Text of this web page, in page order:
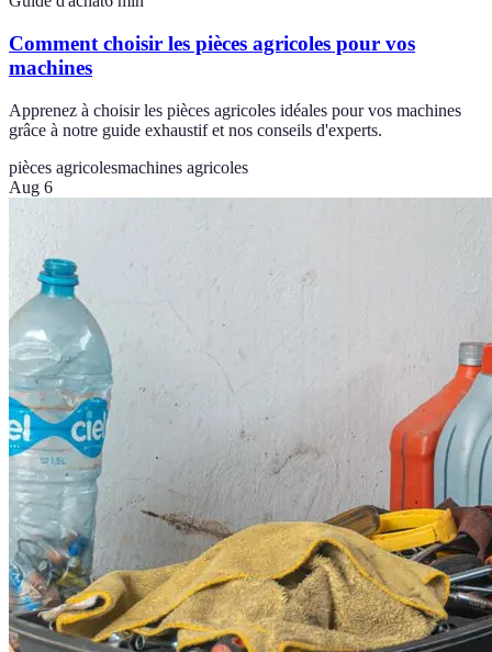
Comment choisir les pièces agricoles pour vos
machines
Apprenez à choisir les pièces agricoles idéales pour vos machines
grâce à notre guide exhaustif et nos conseils d'experts.
pièces agricolesmachines agricoles
Aug 6